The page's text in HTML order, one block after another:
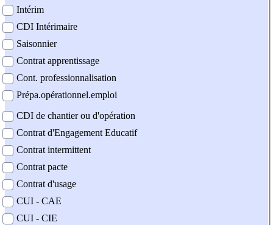
Intérim
CDI Intérimaire
Saisonnier
Contrat apprentissage
Cont. professionnalisation
Prépa.opérationnel.emploi
CDI de chantier ou d'opération
Contrat d'Engagement Educatif
Contrat intermittent
Contrat pacte
Contrat d'usage
CUI - CAE
CUI - CIE